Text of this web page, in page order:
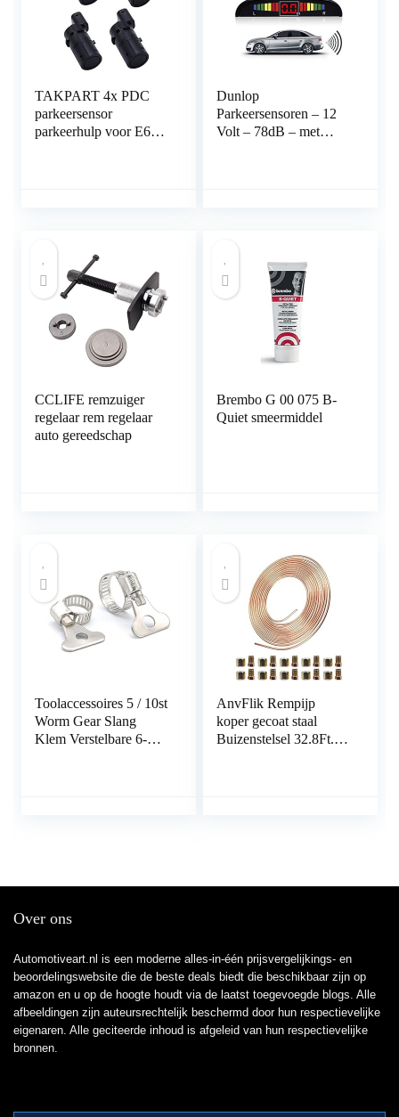
TAKPART 4x PDC
parkeersensor
parkeerhulp voor E60
Dunlop
Parkeersensoren – 12
Volt – 78dB – met
CCLIFE remzuiger
regelaar rem regelaar
auto gereedschap
Brembo G 00 075 B-
Quiet smeermiddel
Toolaccessoires 5 / 10st
Worm Gear Slang
Klem Verstelbare 6-
AnvFlik Rempijp
koper gecoat staal
Buizenstelsel 32.8Ft.
Over ons
Automotiveart.nl is een moderne alles-in-één prijsvergelijkings- en
beoordelingswebsite die de beste deals biedt die beschikbaar zijn op
amazon en u op de hoogte houdt via de laatst toegevoegde blogs. Alle
afbeeldingen zijn auteursrechtelijk beschermd door hun respectievelijke
eigenaren. Alle geciteerde inhoud is afgeleid van hun respectievelijke
bronnen.